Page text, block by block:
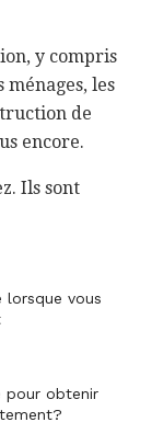
y compris
ménages, les
de
encore.
Ils sont
lorsque vous
pour obtenir